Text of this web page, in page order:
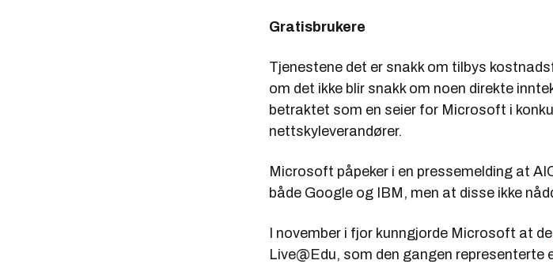
Gratisbrukere
Tjenestene det er snakk om tilbys
om det ikke blir snakk om noen direkte
betraktet som en seier for Microsoft i
nettskyleverandører.
Microsoft påpeker i en pressemelding at
både Google og IBM, men at disse ikke
I november i fjor kunngjorde Microsoft at de
Live@Edu, som den gangen representerte